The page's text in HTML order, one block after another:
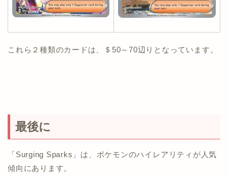
これら２種類のカードは、＄50～70辺りとなっています。
最後に
「Surging Sparks」は、ポケモンのハイレアリティが人気
傾向にあります。